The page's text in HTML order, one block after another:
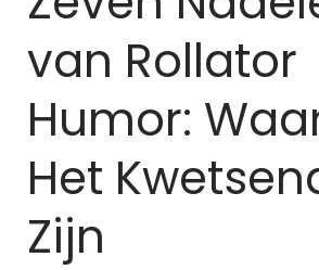
van Rollator
Humor:
Het
Zijn